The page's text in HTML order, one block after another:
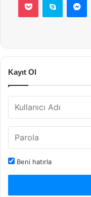
Kayıt Ol
Beni hatırla